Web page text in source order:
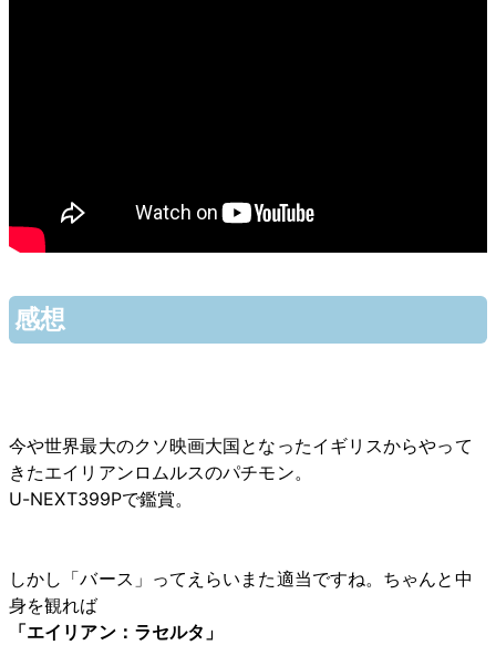
感想
今や世界最大のクソ映画大国となったイギリスからやって
きたエイリアンロムルスのパチモン。
U-NEXT399Pで鑑賞。
しかし「バース」ってえらいまた適当ですね。ちゃんと中
身を観れば
「エイリアン：ラセルタ」